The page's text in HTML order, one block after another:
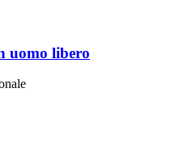
uomo libero